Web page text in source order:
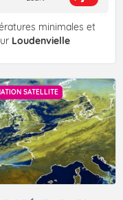
minimales et
Loudenvielle
SATELLITE